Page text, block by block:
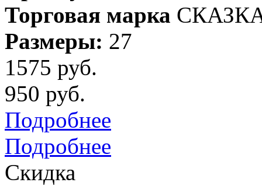
Торговая марка
Размеры: 27
1575 руб.
950 руб.
Подробнее
Подробнее
Скидка